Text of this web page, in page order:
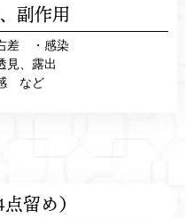
副作用
右差 ・感染
見、露出
など
留め）